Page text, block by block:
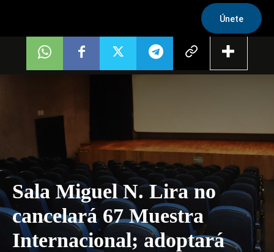
Únete
Sala Miguel N. Lira no
cancelará 67 Muestra
Internacional; adoptará